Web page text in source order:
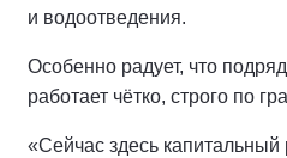
и водоотведения.
Особенно радует, что
работает чётко, строго по
«Сейчас здесь